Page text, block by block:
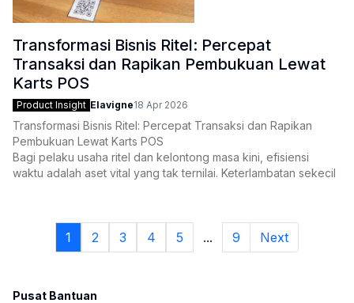
Transformasi Bisnis Ritel: Percepat
Transaksi dan Rapikan Pembukuan Lewat
Karts POS
Product Insight Elavigne18 Apr 2026
Transformasi Bisnis Ritel: Percepat Transaksi dan Rapikan
Pembukuan Lewat Karts POS
Bagi pelaku usaha ritel dan kelontong masa kini, efisiensi
waktu adalah aset vital yang tak ternilai. Keterlambatan sekecil
1 2 3 4 5 ... 9 Next
Pusat Bantuan